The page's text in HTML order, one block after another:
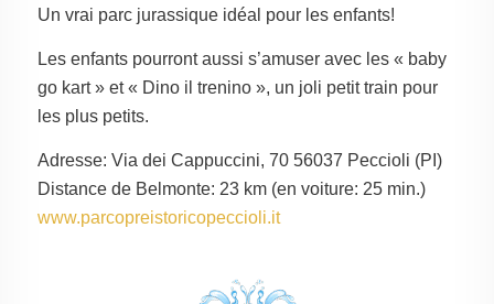
Un vrai parc jurassique idéal pour les enfants!
Les enfants pourront aussi s’amuser avec les « baby
go kart » et « Dino il trenino », un joli petit train pour
les plus petits.
Adresse: Via dei Cappuccini, 70 56037 Peccioli (PI)
Distance de Belmonte: 23 km (en voiture: 25 min.)
www.parcopreistoricopeccioli.it